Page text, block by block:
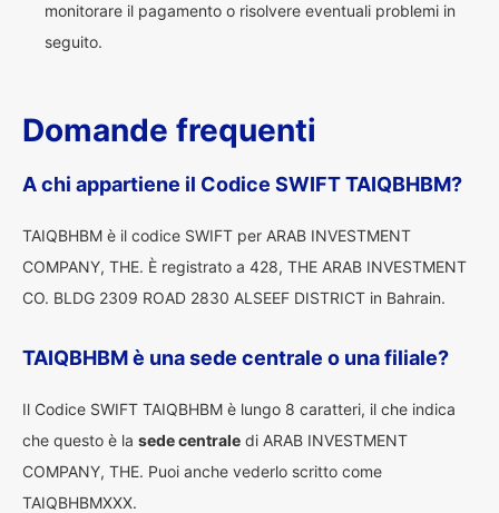
monitorare il pagamento o risolvere eventuali problemi in
seguito.
Domande frequenti
A chi appartiene il Codice SWIFT TAIQBHBM?
TAIQBHBM è il codice SWIFT per ARAB INVESTMENT
COMPANY, THE. È registrato a 428, THE ARAB INVESTMENT
CO. BLDG 2309 ROAD 2830 ALSEEF DISTRICT in Bahrain.
TAIQBHBM è una sede centrale o una filiale?
Il Codice SWIFT TAIQBHBM è lungo 8 caratteri, il che indica
che questo è la sede centrale di ARAB INVESTMENT
COMPANY, THE. Puoi anche vederlo scritto come
TAIQBHBMXXX.